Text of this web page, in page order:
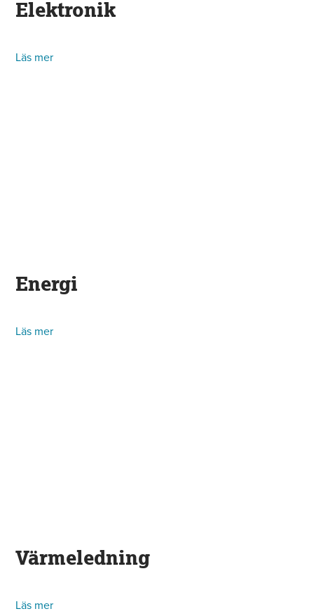
Elektronik
Läs mer
Energi
Läs mer
Värmeledning
Läs mer